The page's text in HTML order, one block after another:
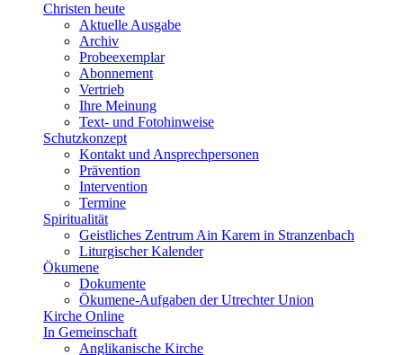
Christen heute
Aktuelle Ausgabe
Archiv
Probeexemplar
Abonnement
Vertrieb
Ihre Meinung
Text- und Fotohinweise
Schutzkonzept
Kontakt und Ansprechpersonen
Prävention
Intervention
Termine
Spiritualität
Geistliches Zentrum Ain Karem in Stranzenbach
Liturgischer Kalender
Ökumene
Dokumente
Ökumene-Aufgaben der Utrechter Union
Kirche Online
In Gemeinschaft
Anglikanische Kirche